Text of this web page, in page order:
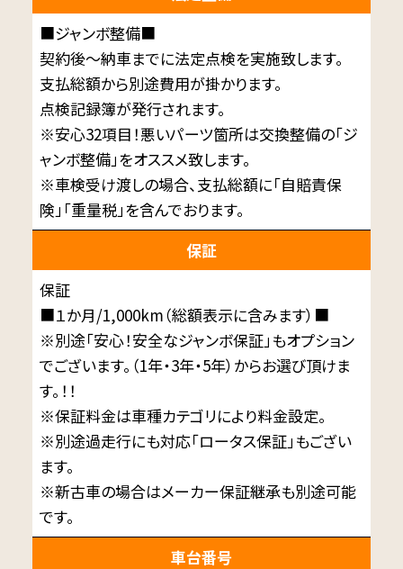
■ジャンボ整備■
契約後～納車までに法定点検を実施致します。
支払総額から別途費用が掛かります。
点検記録簿が発行されます。
※安心32項目！悪いパーツ箇所は交換整備の「ジ
ャンボ整備」をオススメ致します。
※車検受け渡しの場合、支払総額に「自賠責保
険」「重量税」を含んでおります。
保証
保証
■１か月/1,000km（総額表示に含みます）■
※別途「安心！安全なジャンボ保証」もオプション
でございます。（1年・3年・5年）からお選び頂けま
す。！！
※保証料金は車種カテゴリにより料金設定。
※別途過走行にも対応「ロータス保証」もござい
ます。
※新古車の場合はメーカー保証継承も別途可能
です。
車台番号